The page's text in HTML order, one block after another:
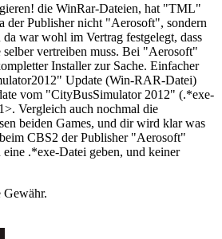
die WinRar-Dateien, hat "TML"
der Publisher nicht "Aerosoft", sondern
war wohl im Vertrag festgelegt, dass
vertreiben muss. Bei "Aerosoft"
Installer zur Sache. Einfacher
Update (Win-RAR-Datei)
vom "CityBusSimulator 2012" (.*exe-
Vergleich auch nochmal die
beiden Games, und dir wird klar was
CBS2 der Publisher "Aerosoft"
.*exe-Datei geben, und keiner
Gewähr.